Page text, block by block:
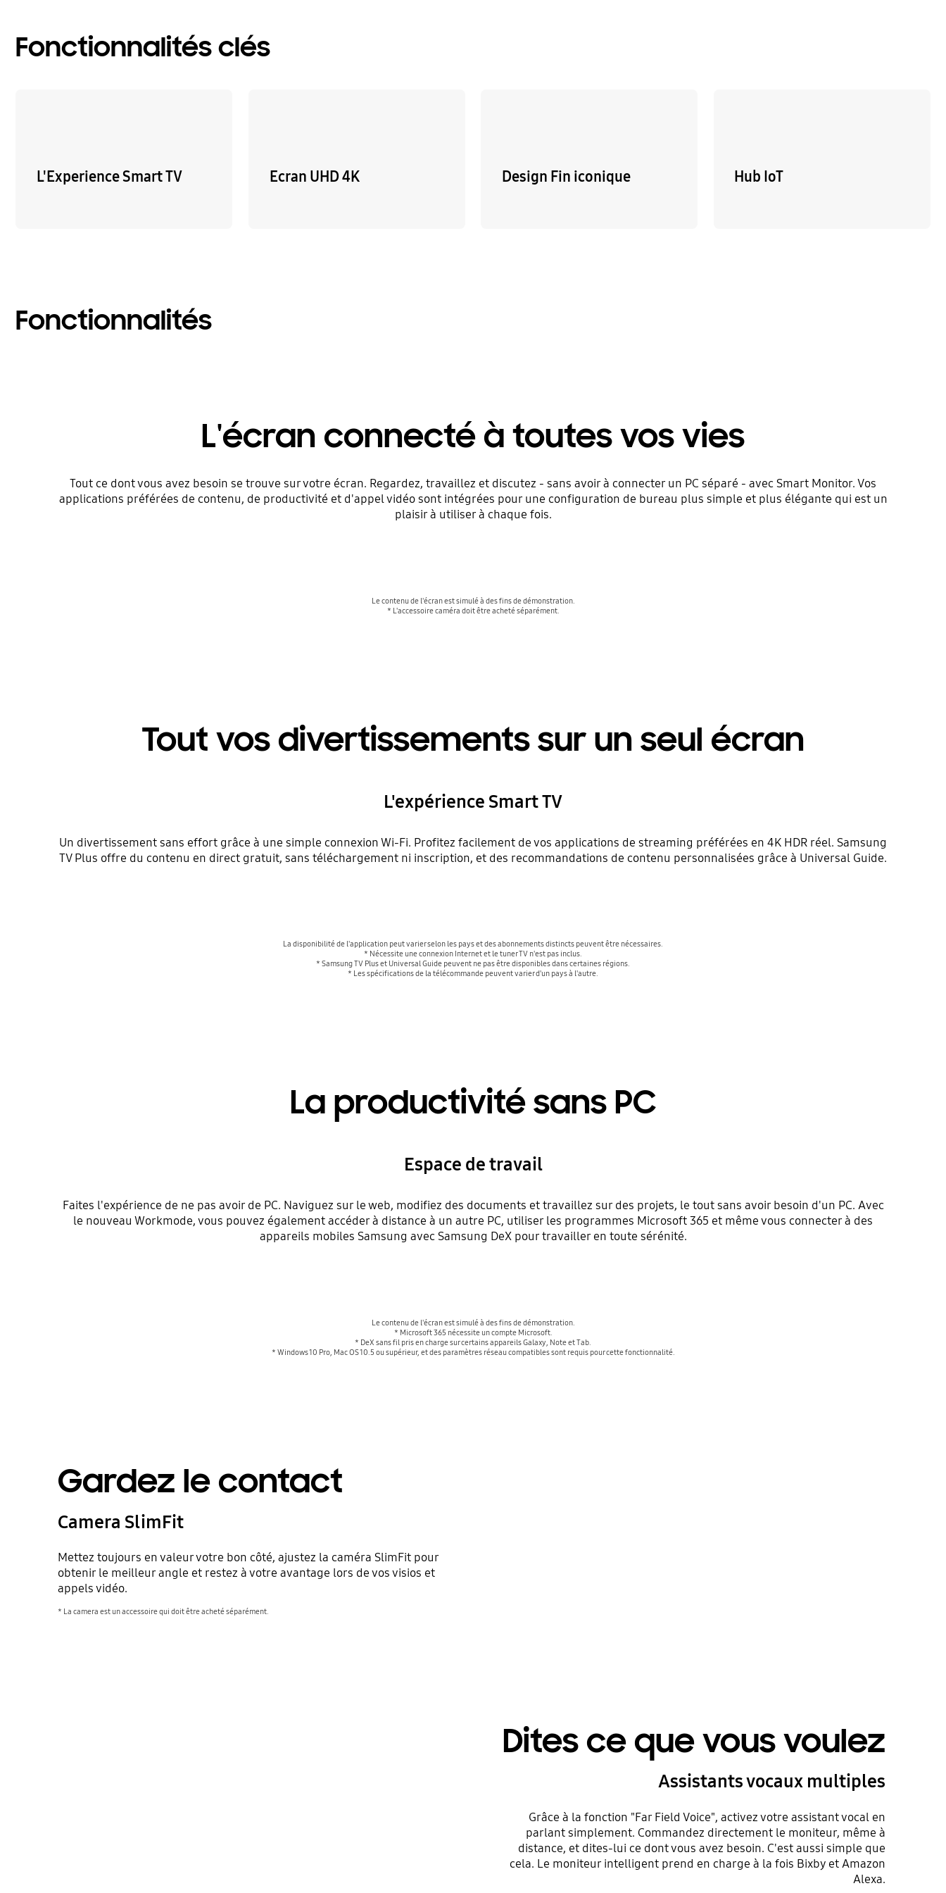
Fonctionnalités clés
L'Experience Smart TV Ecran UHD 4K Design Fin iconique Hub IoT
Fonctionnalités
L'écran connecté à toutes vos vies
Tout ce dont vous avez besoin se trouve sur votre écran. Regardez, travaillez et discutez - sans avoir à connecter un PC séparé - avec Smart Monitor. Vos
applications préférées de contenu, de productivité et d'appel vidéo sont intégrées pour une configuration de bureau plus simple et plus élégante qui est un
plaisir à utiliser à chaque fois.
Le contenu de l'écran est simulé à des fins de démonstration.
* L'accessoire caméra doit être acheté séparément.
Tout vos divertissements sur un seul écran
L'expérience Smart TV
Un divertissement sans effort grâce à une simple connexion Wi-Fi. Profitez facilement de vos applications de streaming préférées en 4K HDR réel. Samsung
TV Plus offre du contenu en direct gratuit, sans téléchargement ni inscription, et des recommandations de contenu personnalisées grâce à Universal Guide.
La disponibilité de l'application peut varier selon les pays et des abonnements distincts peuvent être nécessaires.
* Nécessite une connexion Internet et le tuner TV n'est pas inclus.
* Samsung TV Plus et Universal Guide peuvent ne pas être disponibles dans certaines régions.
* Les spécifications de la télécommande peuvent varier d'un pays à l'autre.
La productivité sans PC
Espace de travail
Faites l'expérience de ne pas avoir de PC. Naviguez sur le web, modifiez des documents et travaillez sur des projets, le tout sans avoir besoin d'un PC. Avec
le nouveau Workmode, vous pouvez également accéder à distance à un autre PC, utiliser les programmes Microsoft 365 et même vous connecter à des
appareils mobiles Samsung avec Samsung DeX pour travailler en toute sérénité.
Le contenu de l'écran est simulé à des fins de démonstration.
* Microsoft 365 nécessite un compte Microsoft.
* DeX sans fil pris en charge sur certains appareils Galaxy, Note et Tab.
* Windows 10 Pro, Mac OS 10.5 ou supérieur, et des paramètres réseau compatibles sont requis pour cette fonctionnalité.
Gardez le contact
Camera SlimFit
Mettez toujours en valeur votre bon côté, ajustez la caméra SlimFit pour
obtenir le meilleur angle et restez à votre avantage lors de vos visios et
appels vidéo.
* La camera est un accessoire qui doit être acheté séparément.
Dites ce que vous voulez
Assistants vocaux multiples
Grâce à la fonction "Far Field Voice", activez votre assistant vocal en
parlant simplement. Commandez directement le moniteur, même à
distance, et dites-lui ce dont vous avez besoin. C'est aussi simple que
cela. Le moniteur intelligent prend en charge à la fois Bixby et Amazon
Alexa.